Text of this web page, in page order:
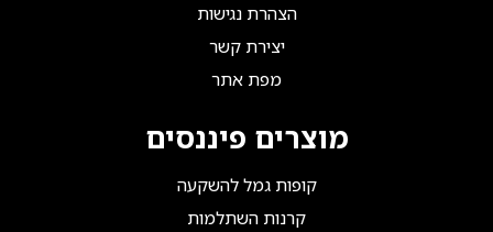
הצהרת נגישות
יצירת קשר
מפת אתר
מוצרים פיננסים
קופות גמל להשקעה
קרנות השתלמות